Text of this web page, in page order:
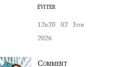
éviter
12h20
02 Juin
2026
Comment